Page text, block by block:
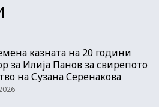
казната на 20 години
за Илија Панов за свирепото
на Сузана Серенакова